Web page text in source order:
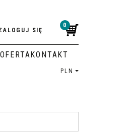
0
SIĘ
OFERTAKONTAKT
PLN